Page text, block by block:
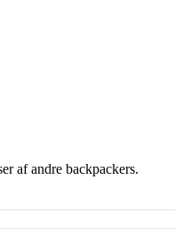
af andre backpackers.